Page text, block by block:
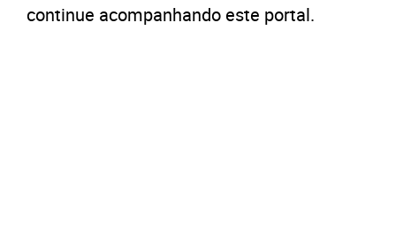
continue acompanhando este portal.